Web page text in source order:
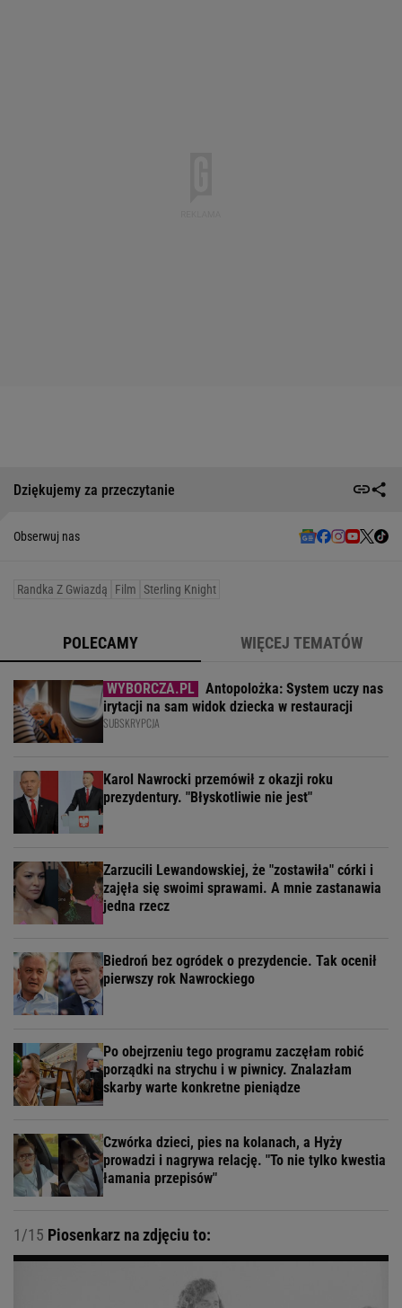
Dziękujemy za przeczytanie
Obserwuj nas
Randka Z Gwiazdą Film Sterling Knight
POLECAMY WIĘCEJ TEMATÓW
Antopolożka: System uczy nas
irytacji na sam widok dziecka w restauracji
SUBSKRYPCJA
Karol Nawrocki przemówił z okazji roku
prezydentury. "Błyskotliwie nie jest"
Zarzucili Lewandowskiej, że "zostawiła" córki i
zajęła się swoimi sprawami. A mnie zastanawia
jedna rzecz
Biedroń bez ogródek o prezydencie. Tak ocenił
pierwszy rok Nawrockiego
Po obejrzeniu tego programu zaczęłam robić
porządki na strychu i w piwnicy. Znalazłam
skarby warte konkretne pieniądze
Czwórka dzieci, pies na kolanach, a Hyży
prowadzi i nagrywa relację. "To nie tylko kwestia
łamania przepisów"
1/15 Piosenkarz na zdjęciu to: